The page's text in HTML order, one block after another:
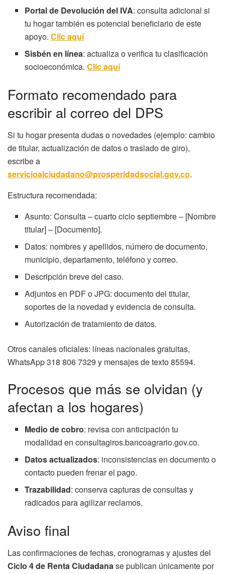
Portal de Devolución del IVA: consulta adicional si
tu hogar también es potencial beneficiario de este
apoyo.Clic aquí
Sisbén en línea: actualiza o verifica tu clasificación
socioeconómica.Clic aquí
Formato recomendado para
escribir al correo del DPS
Si tu hogar presenta dudas o novedades (ejemplo: cambio
de titular, actualización de datos o traslado de giro),
escribe a
servicioalciudadano@prosperidadsocial.gov.co.
Estructura recomendada:
Asunto: Consulta – cuarto ciclo septiembre – [Nombre
titular] – [Documento].
Datos: nombres y apellidos, número de documento,
municipio, departamento, teléfono y correo.
Descripción breve del caso.
Adjuntos en PDF o JPG: documento del titular,
soportes de la novedad y evidencia de consulta.
Autorización de tratamiento de datos.
Otros canales oficiales: líneas nacionales gratuitas,
WhatsApp 318 806 7329 y mensajes de texto 85594.
Procesos que más se olvidan (y
afectan a los hogares)
Medio de cobro: revisa con anticipación tu
modalidad en consultagiros.bancoagrario.gov.co.
Datos actualizados: inconsistencias en documento o
contacto pueden frenar el pago.
Trazabilidad: conserva capturas de consultas y
radicados para agilizar reclamos.
Aviso final
Las confirmaciones de fechas, cronogramas y ajustes del
Ciclo 4 de Renta Ciudadana se publican únicamente por